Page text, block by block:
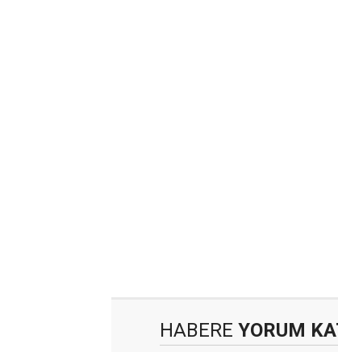
HABERE YORUM